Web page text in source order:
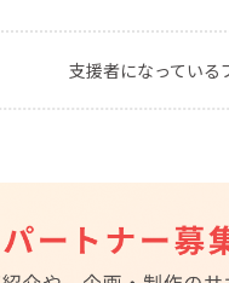
CAMPFIRE for
CAMPFIREふるさと納税
支援者になっている